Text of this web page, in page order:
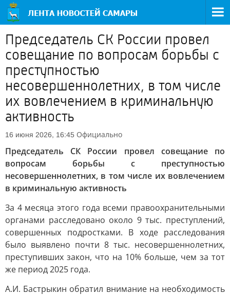
Председатель СК России провел
совещание по вопросам борьбы с
преступностью
несовершеннолетних, в том числе
их вовлечением в криминальную
активность
16 июня 2026, 16:45 Официально
Председатель СК России провел совещание по
вопросам борьбы с преступностью
несовершеннолетних, в том числе их вовлечением
в криминальную активность
За 4 месяца этого года всеми правоохранительными
органами расследовано около 9 тыс. преступлений,
совершенных подростками. В ходе расследования
было выявлено почти 8 тыс. несовершеннолетних,
преступивших закон, что на 10% больше, чем за тот
же период 2025 года.
А.И. Бастрыкин обратил внимание на необходимость